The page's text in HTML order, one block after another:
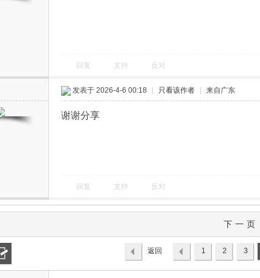
回复 支持 反对
发表于 2026-4-6 00:18 只看该作者 来自广东
谢谢分享
回复 支持 反对
下一
1 2 3
返回